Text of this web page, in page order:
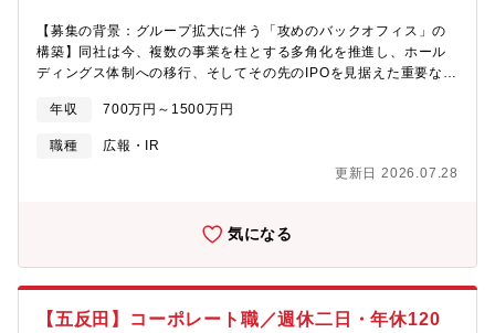
め、職種を越えた連携を通じて、幅広い業務に携わりながら多様
な学びを得ることができます。【学べること・メリット】・ブラ
ンディングに関する知識と実践的なスキルの習得・論理的思考力
トを円滑に推進するマネジメントスキル・計画から実行、改善ま
を通じての高いコミュニケーション能力・課題を適切に捉え、提
【募集の背景：グループ拡大に伴う「攻めのバックオフィス」の
構築】同社は今、複数の事業を柱とする多角化を推進し、ホール
ディングス体制への移行、そしてその先のIPOを見据えた重要な局
業のあらゆる課題を解決する「ワンデスク」の構造を構築してい
る点にあります。事業の土台はすでに盤石であり、成長の確度は
極めて高い状態です。この勢いを加速させ、組織を「公器」へと
引き上げるための財務・IR戦略を担う、中心メンバーを募集しま
定義し、それを市場へ伝え、新たな事業をグループへ取り込む。
場との対話（IR戦略）＞事業の多角化によって生まれる複雑な強
込み、正当な評価を勝ち取ってください。＜資金調達
年収 700万円～1500万円
職種
広報・IR
更新日 2026.07.28
気になる
【五反田】コーポレート職／週休二日・年休120